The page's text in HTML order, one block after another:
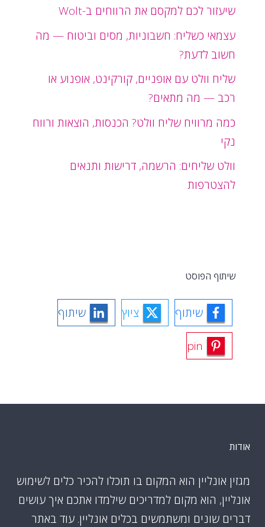
שיעזור לכם למקסם את הרווחים ב-Wolt
עצמאי כשליח: חשבוניות, מסים וביטוח — מה
חשוב לדעת?
שליח וולט עם אופניים, קורקינט, אופנוע או
רכב — מה מתאים?
כמה מרוויח שליח וולט? הכנסות, הוצאות ורווח
נקי
וולט שליחים: הרשמה, דרישות ותנאים
להצטרפות
שיתוף הפוסט
שיתוף ציוץ שיתוף
pin
אודות
מגזין אונליין הוא המקום בו תוכלו להכיר כלים לשימוש
אונליין, הוא מקום למדריכים שילמדו אתכם איך עושים
דברים שונים ומשתמשים בכלים אונליין. עוד באתר